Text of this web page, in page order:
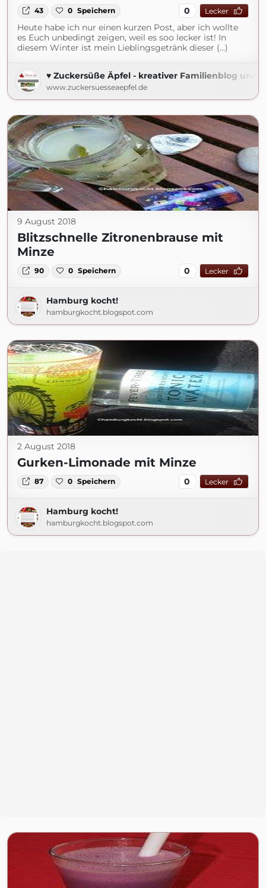
43 0 Speichern 0 Lecker
Heute habe ich nur einen kurzen Post, aber ich wollte
es Euch unbedingt zeigen, weil es soo lecker ist! In
diesem Winter ist mein Lieblingsgetränk dieser (...)
♥ Zuckersüße Äpfel - kreativer Familienblog und
www.zuckersuesseaepfel.de
9 August 2018
Blitzschnelle Zitronenbrause mit
Minze
90 0 Speichern 0 Lecker
Hamburg kocht!
hamburgkocht.blogspot.com
2 August 2018
Gurken-Limonade mit Minze
87 0 Speichern 0 Lecker
Hamburg kocht!
hamburgkocht.blogspot.com